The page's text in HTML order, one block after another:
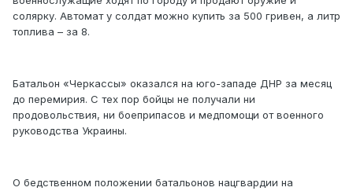
солярку. Автомат у солдат можно купить за 500 гривен, а литр
топлива – за 8.
Батальон «Черкассы» оказался на юго-западе ДНР за месяц
до перемирия. С тех пор бойцы не получали ни
продовольствия, ни боеприпасов и медпомощи от военного
руководства Украины.
О бедственном положении батальонов нацгвардии на